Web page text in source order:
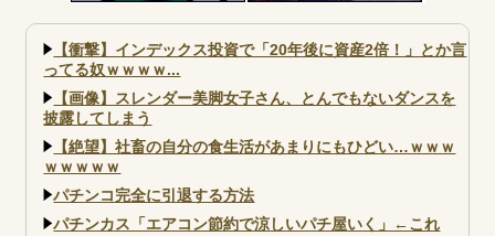
【衝撃】インデックス投資で「20年後に資産2倍！」とか言
ってる奴ｗｗｗｗ...
【画像】スレンダー美脚女子さん、とんでもないダンスを
披露してしまう
【絶望】社畜の自分の食生活があまりにもひどい…ｗｗｗ
ｗｗｗｗｗ
パチンコ完全に引退する方法
パチンカス「エアコン節約で涼しいパチ屋いく」←これ